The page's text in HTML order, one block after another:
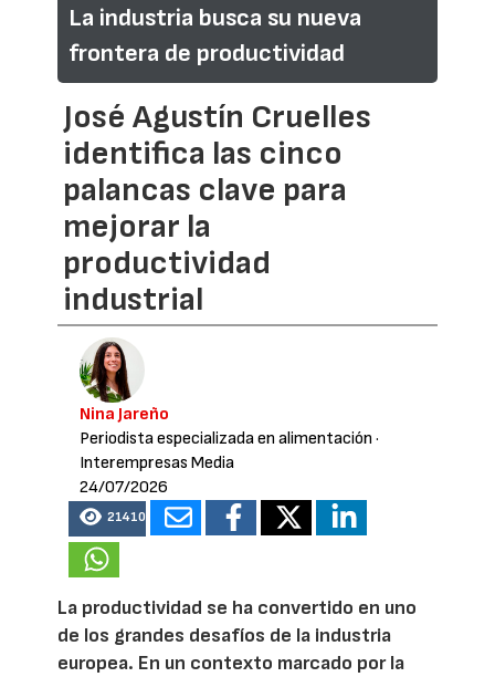
La industria busca su nueva
frontera de productividad
José Agustín Cruelles
identifica las cinco
palancas clave para
mejorar la
productividad
industrial
Nina Jareño
Periodista especializada en alimentación ·
Interempresas Media
24/07/2026
21410
La productividad se ha convertido en uno
de los grandes desafíos de la industria
europea. En un contexto marcado por la